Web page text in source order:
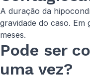
A duração da
gravidade do caso. Em
meses.
Pode ser
uma vez?